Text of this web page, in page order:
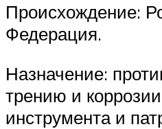
Происхождение:
Федерация.
Назначение:
трению и
инструмента и